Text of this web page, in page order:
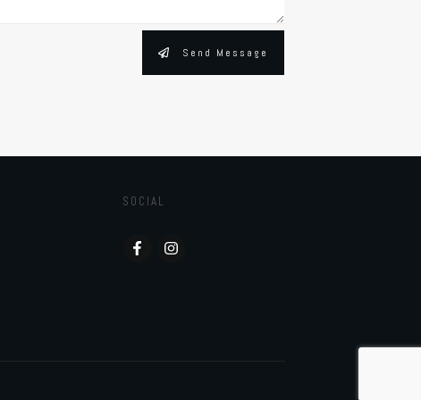
Send Message
SOCIAL